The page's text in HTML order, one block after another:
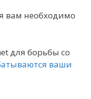
вам необходимо
для борьбы со
ваши